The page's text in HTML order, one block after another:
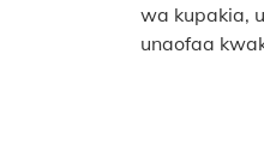
wa kupakia,
unaofaa